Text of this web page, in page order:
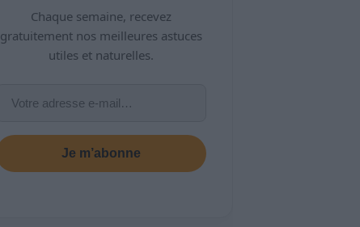
Chaque semaine, recevez
gratuitement nos meilleures astuces
utiles et naturelles.
Je m’abonne